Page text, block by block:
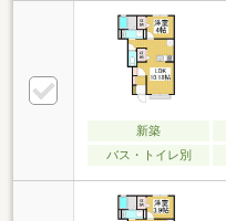
新築
バス・トイレ別